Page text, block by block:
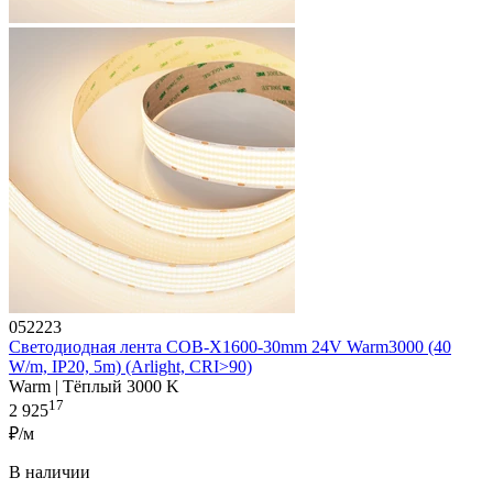
052223
Светодиодная лента COB-X1600-30mm 24V Warm3000 (40
W/m, IP20, 5m) (Arlight, CRI>90)
Warm | Тёплый 3000 K
2 92517
₽/м
В наличии